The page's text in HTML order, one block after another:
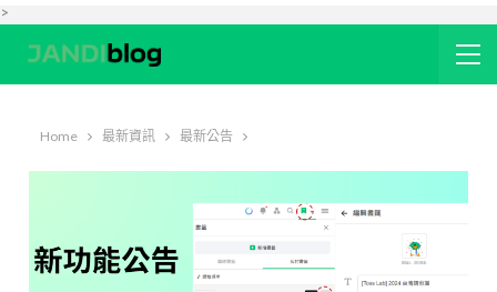
>
Home 最新資訊 最新公告